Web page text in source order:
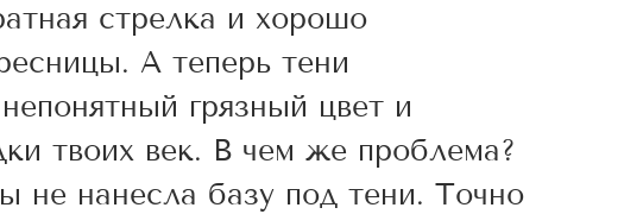
стрелка и хорошо
А теперь тени
грязный цвет и
твоих век. В чем же проблема?
не нанесла базу под тени. Точно